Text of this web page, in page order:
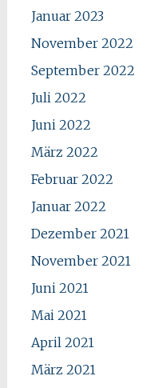
Januar 2023
November 2022
September 2022
Juli 2022
Juni 2022
März 2022
Februar 2022
Januar 2022
Dezember 2021
November 2021
Juni 2021
Mai 2021
April 2021
März 2021